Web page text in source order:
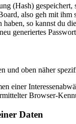
(Hash)
also geh mit
haben, so kannst du
generiertes
und oben näher
einer
Browser-
Daten